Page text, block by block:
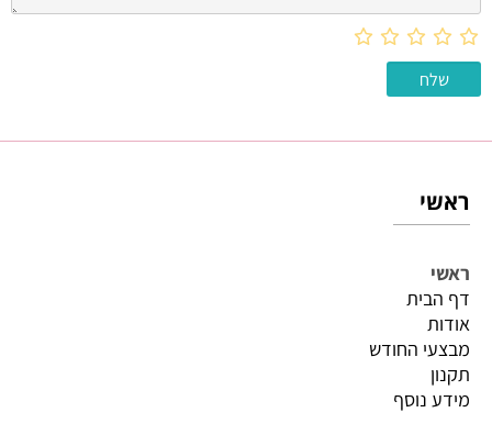
ראשי
ראשי
דף הבית
אודות
מבצעי החודש
תקנון
מידע נוסף